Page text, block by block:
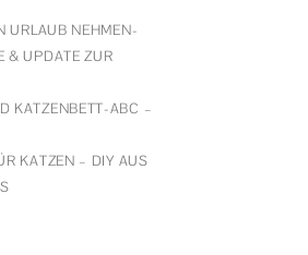
URLAUB NEHMEN-
& UPDATE ZUR
KATZENBETT-ABC –
KATZEN – DIY AUS